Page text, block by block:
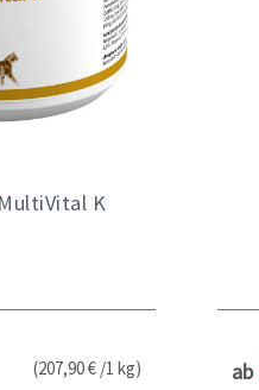
K
(207,90 € /1 kg) ab